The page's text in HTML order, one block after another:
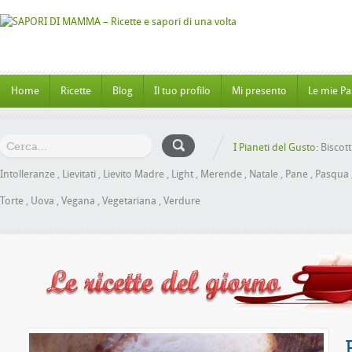
Home Ricette Blog Il tuo profilo Mi presento Le mie
I Pianeti del Gusto:
Intolleranze , Lievitati , Lievito Madre , Light , Merende , Natale , Pane , Pasqua
Torte , Uova , Vegana , Vegetariana , Verdure
Miele senza